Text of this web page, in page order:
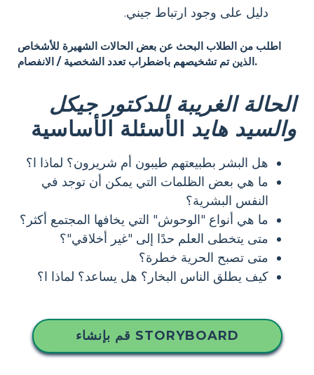
دليل على وجود ارتباط جيني.
اطلب من الطلاب البحث عن بعض الحالات الشهيرة للأشخاص
الذين تم تشخيصهم باضطراب تعدد الشخصية / الانفصام.
الحالة الغريبة للدكتور جيكل
والسيد هايد الأسئلة الأساسية
هل البشر بطبيعتهم طيبون أم شريرون؟ لماذا ا؟
ما هي بعض الظلمات التي يمكن أن توجد في
النفس البشرية؟
ما هي أنواع "الوحوش" التي يخافها المجتمع أكثر؟
متى يتخطى العلم حدًا إلى "غير أخلاقي"؟
متى تصبح الحرية خطرة؟
كيف يطلق الناس البخار؟ هل يساعد؟ لماذا ا؟
قم بإنشاء STORYBOARD